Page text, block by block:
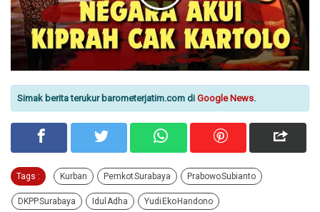
Simak berita terukur barometerjatim.com di Google News.
Tags : Kurban Pemkot Surabaya Prabowo Subianto
DKPP Surabaya Idul Adha Yudi Eko Handono